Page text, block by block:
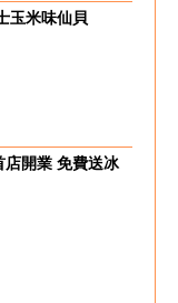
玉米味仙貝
開業 免費送冰